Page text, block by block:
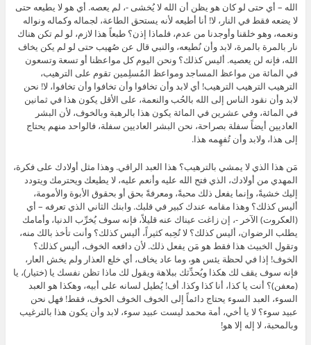
الله – أي حتى لو كان هو يظن أن الله لا يُخشى -، لم يعصه. أي هو لا يطيعه حتى
لا يضعه فقط في النار، لا! أنا أطيعه لأنه يستحق الطاعة، لجماله وكماله ونواله
ونعمه، وهو خلقنا وأوجدنا من عدم، فلماذا إذن؟ طبعاً هذا لازم، لو لم تكن هناك
نار بالمرة بالمرة، لابد وأن نُطيعه، والنبي قال عن صُهيب حتى لو لم يكن يخاف
الله، فإنه لن يعصيه. أليس كذلك؟ ونحن اليوم كل مواعظنا أو تسعة وتسعون
في المائة من مواعظ المساجد ومواعظ المُسلِمين تقوم على الترهيب،
الترهيب الترهيب الترهيب! أي لابد وأن تخافوا وأن تخافوا وأن تخافوا، لا! نحن
لابد وأن نقود الناس إلى الله بالحُب والنعمة، على الأقل يكون هذا في ثمانين
في المائة، وفي عشرين في المائة يكون هذا بالرهبة وبالخوف، لأن البشر
العاديين أيضاً سفلة بصراحة، نحن البشر العاديين سفلة، فالواحد منهم يحتاج
إلى هذا، ولابد وأن تُفهِمه هذا.
مَن هذا الذي لا يمشي بالترهيب؟ هذا العبد الراقي. وهذا مثل أولادك على فكرة،
المهدي من أولادك، الذي فتح الله عليه وأنعم عليه، لا يطيعك ويحترمك ويتودد
إليك خشيةً، وإنما يفعل ذلك محبةً، ومعرفةً بحق أو بحقوق الأبوة والأمومة،
أليس كذلك؟ وهذا مقامه عندك كبير في قلبك. وابنك الثاني الذي تعرفه – أي
(العكروت) الآخر -، إن زاغت عيناك عنه قليلاً، فإنه سوف يُخرِّب الدنيا، وأمامك
يطلب الرضوان، أليس كذلك؟ لا تُحِبه كثيراً، أليس كذلك؟ وأنت تأخذ بالك منه،
وتقول الخبيث هذا فقط هو مَن يفعل ذلك. لأن دافعه الخوف، أليس كذلك؟
الخوف! إذا في لحظة يئس هو، وما عاد يخاف، أي خلع العذار ولم يخش العار،
فإنه سوف يقف لك هكذا ويُحدِّثك ببلاهة ويقول لك ماذا تظن نفسك يا (ختيار)، يا
(معفن)؟ أنت يا كذا، أنا كذا وكذا. أف! يُطيل لسانه على أبيه، وهكذا هو العبد
السوء، العبد السوء يحتاج دائماً إلى الخوف الخوف الخوف، فقط! فهل نحن
عبيد سوء؟ لا يا أخي، أمة محمد ليست عبيد سوء، لابد وأن يكون هذا بالترغيب
وبالمحبة، لا إله إلا هو!